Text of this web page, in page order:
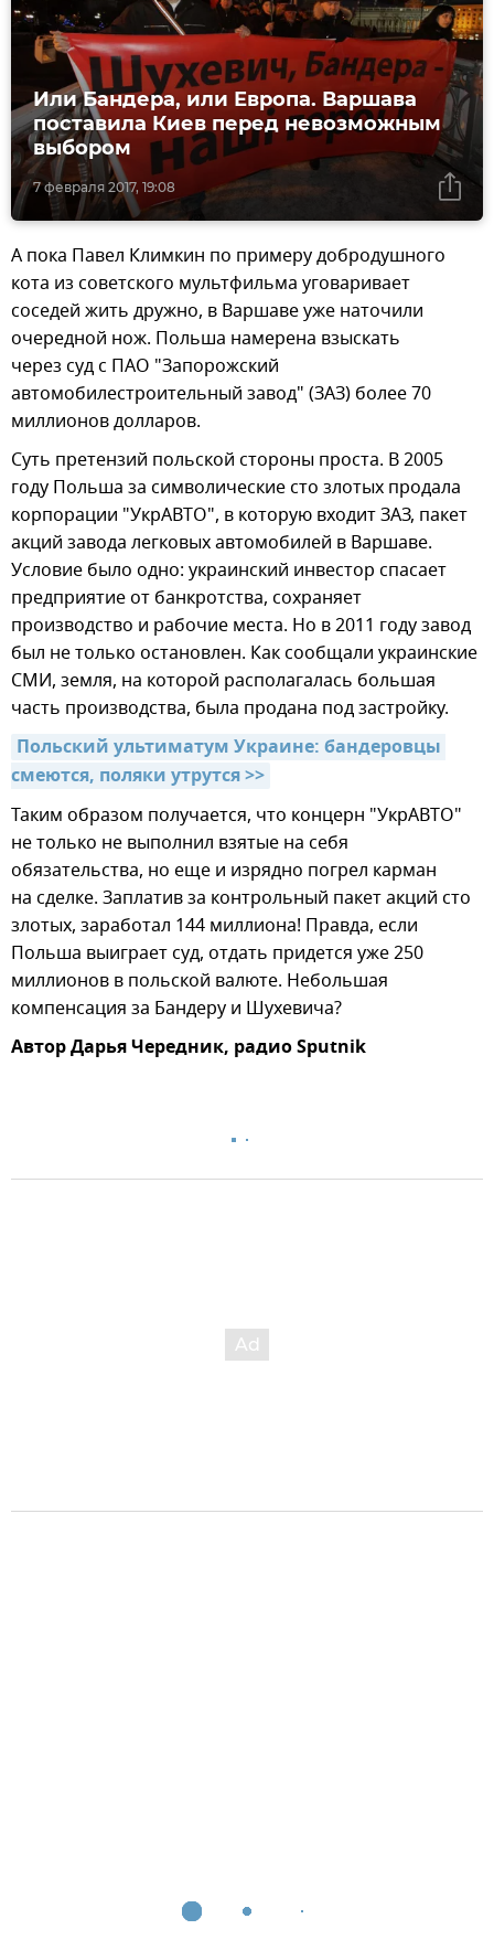
7 февраля 2017, 19:08
Или Бандера, или Европа. Варшава
поставила Киев перед невозможным
выбором
А пока Павел Климкин по примеру добродушного
кота из советского мультфильма уговаривает
соседей жить дружно, в Варшаве уже наточили
очередной нож. Польша намерена взыскать
через суд с ПАО "Запорожский
автомобилестроительный завод" (ЗАЗ) более 70
миллионов долларов.
Суть претензий польской стороны проста. В 2005
году Польша за символические сто злотых продала
корпорации "УкрАВТО", в которую входит ЗАЗ, пакет
акций завода легковых автомобилей в Варшаве.
Условие было одно: украинский инвестор спасает
предприятие от банкротства, сохраняет
производство и рабочие места. Но в 2011 году завод
был не только остановлен. Как сообщали украинские
СМИ, земля, на которой располагалась большая
часть производства, была продана под застройку.
Польский ультиматум Украине: бандеровцы
смеются, поляки утрутся >>
Таким образом получается, что концерн "УкрАВТО"
не только не выполнил взятые на себя
обязательства, но еще и изрядно погрел карман
на сделке. Заплатив за контрольный пакет акций сто
злотых, заработал 144 миллиона! Правда, если
Польша выиграет суд, отдать придется уже 250
миллионов в польской валюте. Небольшая
компенсация за Бандеру и Шухевича?
Автор Дарья Чередник, радио Sputnik